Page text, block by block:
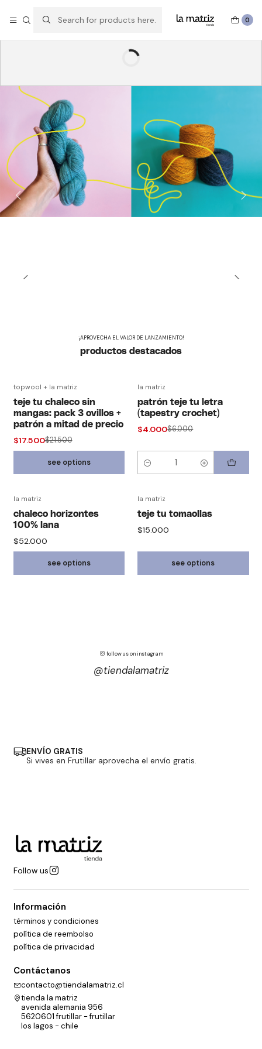
0
hacer.
¡APROVECHA EL VALOR DE LANZAMIENTO!
productos destacados
topwool + la matriz
teje tu chaleco sin
mangas: pack 3 ovillos +
patrón a mitad de precio
$17.500$21.500
see options
la matriz
patrón teje tu letra
(tapestry crochet)
$4.000$6.000
Quantity
la matriz
chaleco horizontes
100% lana
$52.000
see options
la matriz
teje tu tomaollas
$15.000
see options
follow us on instagram
@tiendalamatriz
ENVÍO GRATIS
Si vives en Frutillar aprovecha el envío gratis.
Follow us
Información
términos y condiciones
política de reembolso
política de privacidad
Contáctanos
contacto@tiendalamatriz.cl
tienda la matriz
avenida alemania 956
5620601 frutillar - frutillar
los lagos - chile